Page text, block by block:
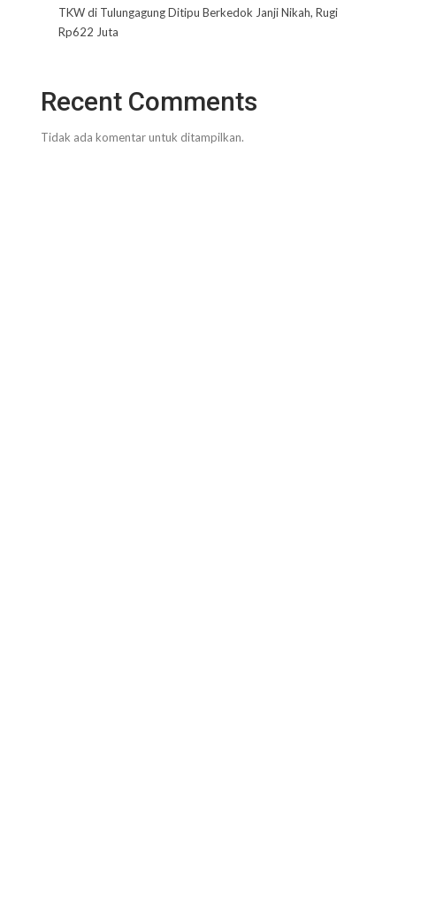
TKW di Tulungagung Ditipu Berkedok Janji Nikah, Rugi
Rp622 Juta
Recent Comments
Tidak ada komentar untuk ditampilkan.